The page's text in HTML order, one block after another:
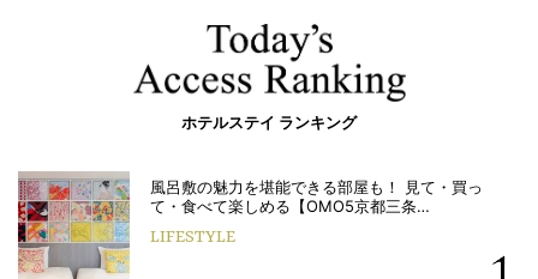
ホテルステイ ランキング
風呂敷の魅力を堪能できる部屋も！ 見て・買っ
て・食べて楽しめる【OMO5京都三条…
LIFESTYLE